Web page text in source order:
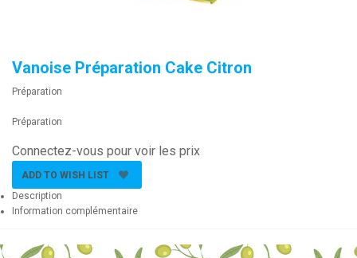
Vanoise Préparation Cake Citron
Préparation
Préparation
Connectez-vous pour voir les prix
ADD TO WISH LIST
Description
Information complémentaire